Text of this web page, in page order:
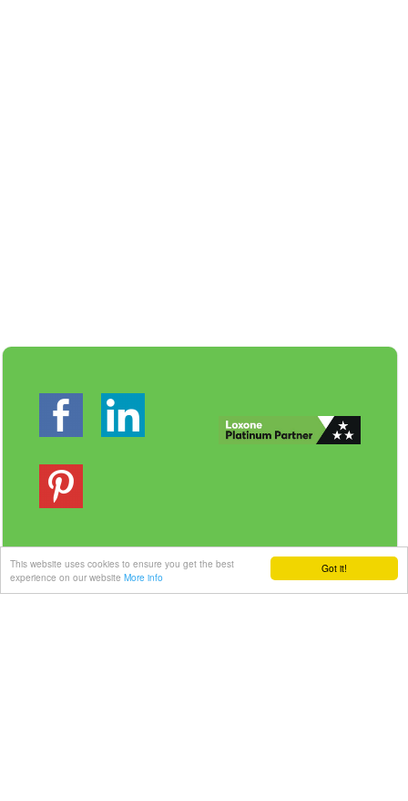
Got it!
This website uses cookies to ensure you get the best
experience on our website More info
Veilig betalen | Snelle levering